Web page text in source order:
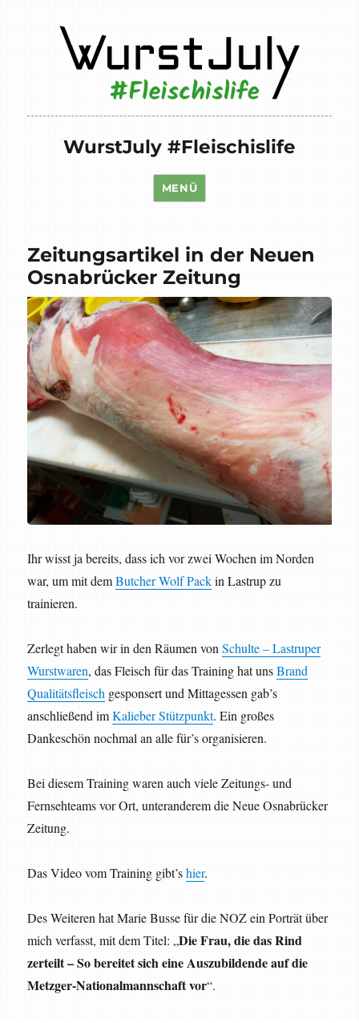
WurstJuly #Fleischislife
MENÜ
Zeitungsartikel in der Neuen
Osnabrücker Zeitung
Ihr wisst ja bereits, dass ich vor zwei Wochen im Norden
war, um mit demButcher Wolf Packin Lastrup zu
trainieren.
Zerlegt haben wir in den Räumen vonSchulte – Lastruper
Wurstwaren, das Fleisch für das Training hat unsBrand
Qualitätsfleisch gesponsert und Mittagessen gab’s
anschließend imKalieber Stützpunkt. Ein großes
Dankeschön nochmal an alle für’s organisieren.
Bei diesem Training waren auch viele Zeitungs- und
Fernsehteams vor Ort, unteranderem die Neue Osnabrücker
Zeitung.
Das Video vom Training gibt’shier.
Des Weiteren hat Marie Busse für die NOZ ein Porträt über
mich verfasst, mit dem Titel: „Die Frau, die das Rind
zerteilt – So bereitet sich eine Auszubildende auf die
Metzger-Nationalmannschaft vor“.